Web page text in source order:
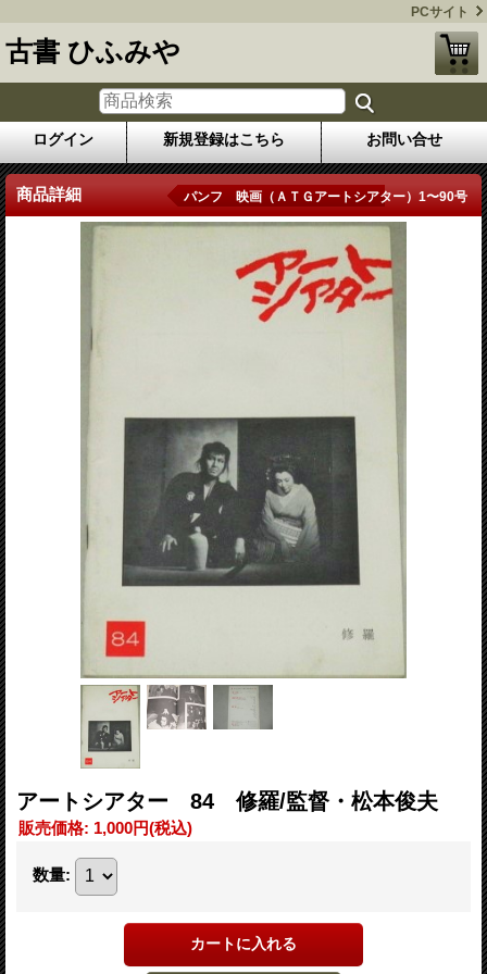
PCサイト
古書 ひふみや
ログイン 新規登録はこちら お問い合せ
商品詳細 パンフ 映画（ＡＴＧアートシアター）1〜90号
アートシアター 84 修羅/監督・松本俊夫
販売価格: 1,000円(税込)
数量: